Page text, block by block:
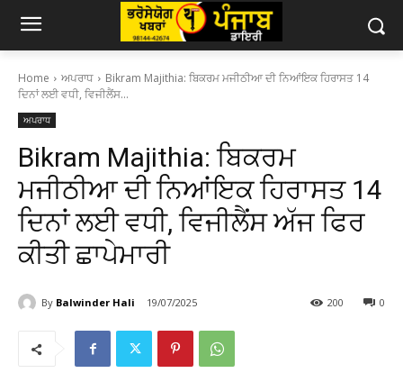
Home ਅਪਰਾਧ
Bikram Majithia: ਬਿਕਰਮ ਮਜੀਠੀਆ ਦੀ ਨਿਆਂਇਕ ਹਿਰਾਸਤ 14
ਦਿਨਾਂ ਲਈ ਵਧੀ, ਵਿਜੀਲੈਂਸ...
ਅਪਰਾਧ
Bikram Majithia: ਬਿਕਰਮ
ਮਜੀਠੀਆ ਦੀ ਨਿਆਂਇਕ ਹਿਰਾਸਤ 14
ਦਿਨਾਂ ਲਈ ਵਧੀ, ਵਿਜੀਲੈਂਸ ਅੱਜ ਫਿਰ
ਕੀਤੀ ਛਾਪੇਮਾਰੀ
By Balwinder Hali 19/07/2025 0
200